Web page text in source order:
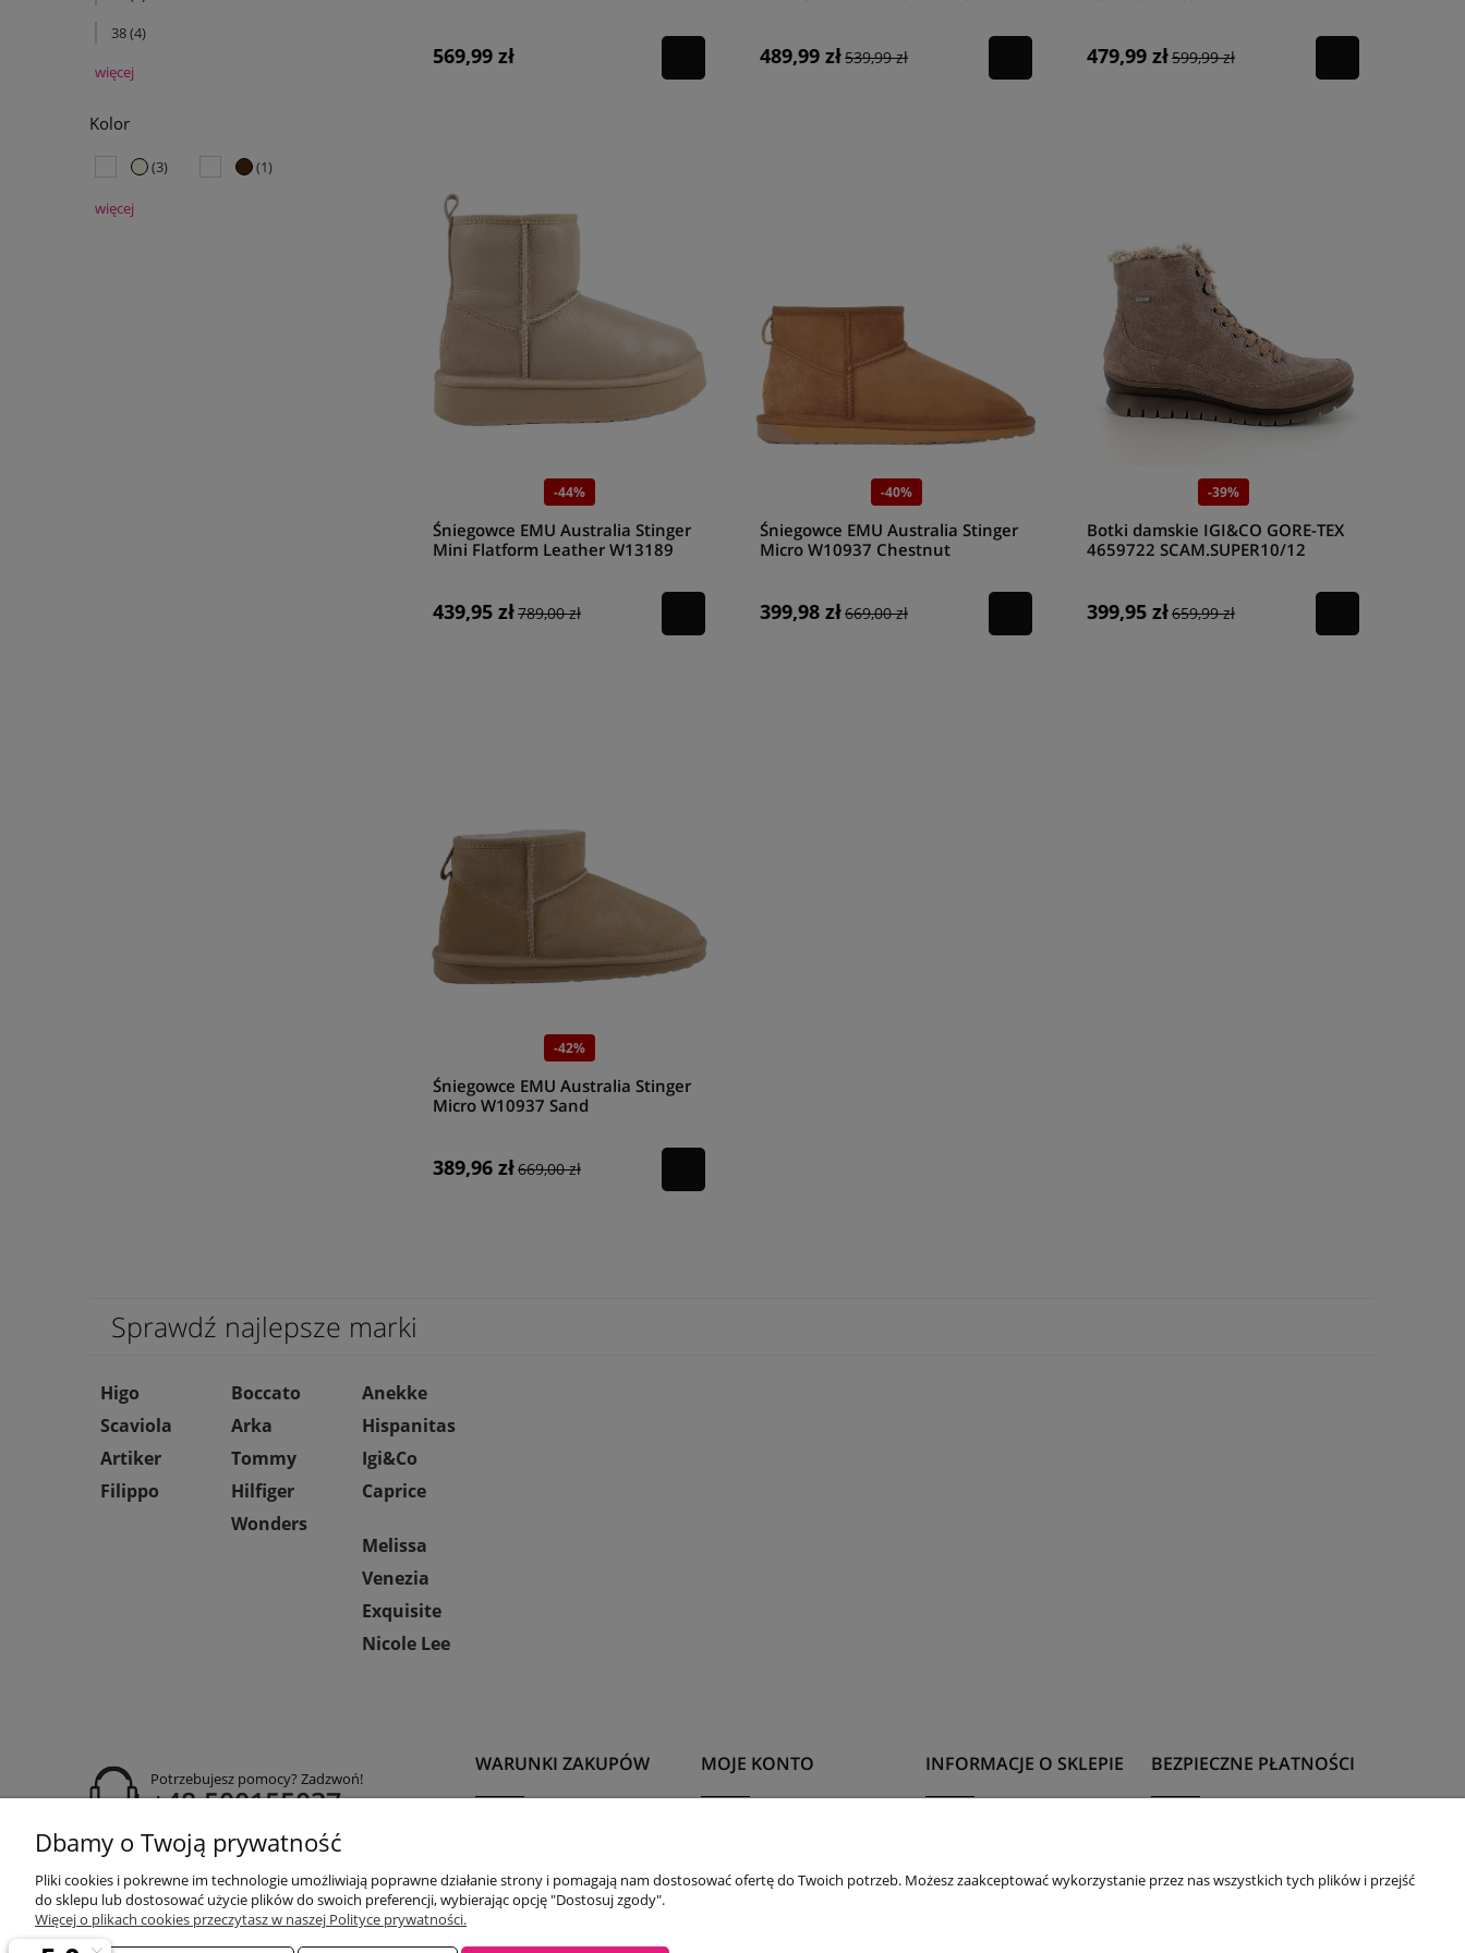
38(4)
więcej
Kolor
(3) (1)
więcej
569,99 zł 489,99 zł539,99 zł 479,99 zł599,99 zł
-44%
Śniegowce EMU Australia Stinger
Mini Flatform Leather W13189
439,95 zł789,00 zł
-40%
Śniegowce EMU Australia Stinger
Micro W10937 Chestnut
399,98 zł669,00 zł
-39%
Botki damskie IGI&CO GORE-TEX
4659722 SCAM.SUPER10/12
399,95 zł659,99 zł
-42%
Śniegowce EMU Australia Stinger
Micro W10937 Sand
389,96 zł669,00 zł
Sprawdź najlepsze marki
Higo
Scaviola
Artiker
Filippo
Boccato
Arka
Tommy
Hilfiger
Wonders
Anekke
Hispanitas
Igi&Co
Caprice
Melissa
Venezia
Exquisite
Nicole Lee
Potrzebujesz pomocy? Zadzwoń!
+48 500155037
godziny otwarcia:
Sobota 9:30-13:30
obuwiehigo@gmail.com
WARUNKI ZAKUPÓW
Polityka Prywatności
MOJE KONTO
Przechowalnia
INFORMACJE O SKLEPIE
Karta upominkowa
BEZPIECZNE PŁATNOŚCI
Dbamy o Twoją prywatność
Pliki cookies i pokrewne im technologie umożliwiają poprawne działanie strony i pomagają nam dostosować ofertę do Twoich potrzeb. Możesz zaakceptować wykorzystanie przez nas wszystkich tych plików i przejść
do sklepu lub dostosować użycie plików do swoich preferencji, wybierając opcję "Dostosuj zgody".
Więcej o plikach cookies przeczytasz w naszej Polityce prywatności.